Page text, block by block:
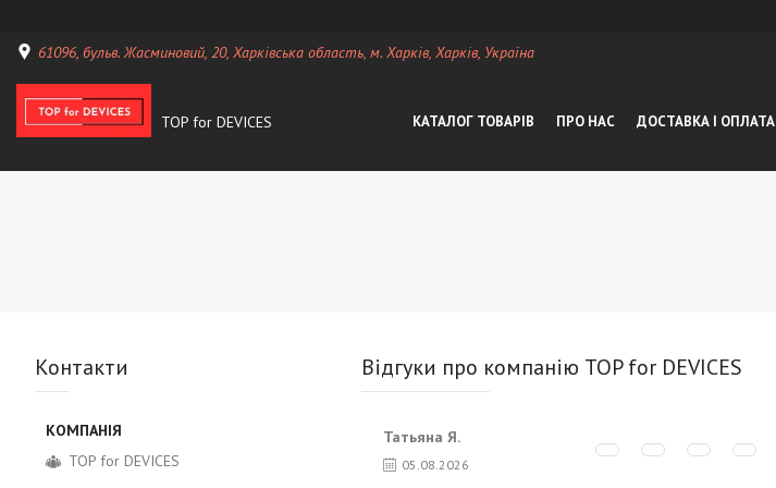
61096, бульв. Жасминовий, 20, Харківська область, м. Харків, Харків, Україна
TOP for DEVICES КАТАЛОГ ТОВАРІВ ПРО НАС ДОСТАВКА І ОПЛАТА
Відгуки про компанію TOP for DEVICES
Татьяна Я.
05.08.2026
Контакти
TOP for DEVICES